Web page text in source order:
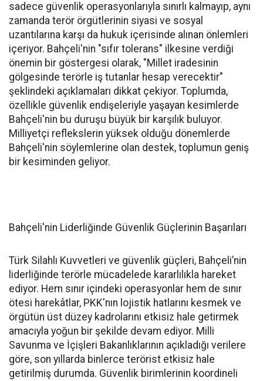
sadece güvenlik operasyonlarıyla sınırlı kalmayıp, aynı
zamanda terör örgütlerinin siyasi ve sosyal
uzantılarına karşı da hukuk içerisinde alınan önlemleri
içeriyor. Bahçeli'nin "sıfır tolerans" ilkesine verdiği
önemin bir göstergesi olarak, "Millet iradesinin
gölgesinde terörle iş tutanlar hesap verecektir"
şeklindeki açıklamaları dikkat çekiyor. Toplumda,
özellikle güvenlik endişeleriyle yaşayan kesimlerde
Bahçeli'nin bu duruşu büyük bir karşılık buluyor.
Milliyetçi reflekslerin yüksek olduğu dönemlerde
Bahçeli'nin söylemlerine olan destek, toplumun geniş
bir kesiminden geliyor.
Bahçeli'nin Liderliğinde Güvenlik Güçlerinin Başarıları
Türk Silahlı Kuvvetleri ve güvenlik güçleri, Bahçeli’nin
liderliğinde terörle mücadelede kararlılıkla hareket
ediyor. Hem sınır içindeki operasyonlar hem de sınır
ötesi harekâtlar, PKK'nın lojistik hatlarını kesmek ve
örgütün üst düzey kadrolarını etkisiz hale getirmek
amacıyla yoğun bir şekilde devam ediyor. Milli
Savunma ve İçişleri Bakanlıklarının açıkladığı verilere
göre, son yıllarda binlerce terörist etkisiz hale
getirilmiş durumda. Güvenlik birimlerinin koordineli